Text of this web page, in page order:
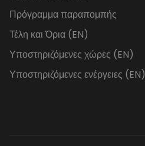
Πρόγραμμα παραπομπής
Τέλη και Όρια (EN)
Υποστηριζόμενες χώρες (EN)
Υποστηριζόμενες ενέργειες (EN)